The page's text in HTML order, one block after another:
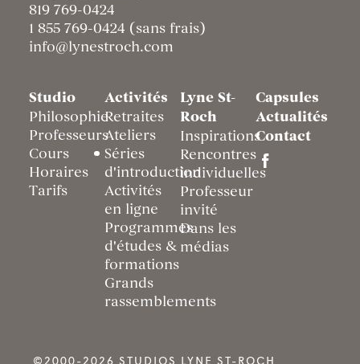
819 769-0424
1 855 769-0424 (sans frais)
info@lynestroch.com
Studio
Philosophie
Professeurs
Cours
Horaires
Tarifs
Activités
Retraites
Ateliers
Séries
d'introduction
Activités
en ligne
Programmes
d'études &
formations
Grands
rassemblements
Lyne St-
Roch
Inspirations
Rencontres
individuelles
Professeur
invité
Dans les
médias
Capsules
Actualités
Contact